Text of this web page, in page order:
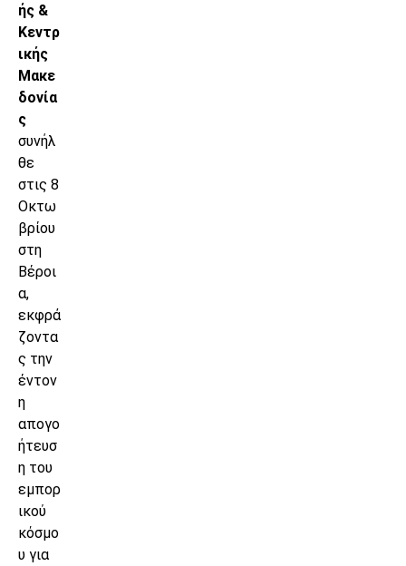
ής &
Κεντρ
ικής
Μακε
δονία
ς
συνήλ
θε
στις 8
Οκτω
βρίου
στη
Βέροι
α,
εκφρά
ζοντα
ς την
έντον
η
απογο
ήτευσ
η του
εμπορ
ικού
κόσμο
υ για